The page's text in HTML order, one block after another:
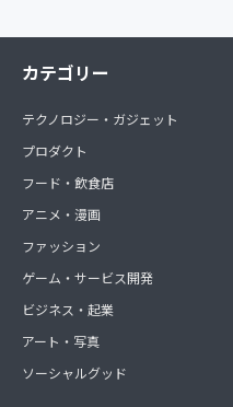
カテゴリー
テクノロジー・ガジェット
プロダクト
フード・飲食店
アニメ・漫画
ファッション
ゲーム・サービス開発
ビジネス・起業
アート・写真
ソーシャルグッド